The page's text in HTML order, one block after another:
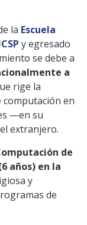
la Escuela
y egresado
se debe a
a
rige la
en
—en su
extranjero.
de
años) en la
y
de